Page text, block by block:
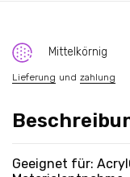
Mittelkörnig
Lieferung und zahlung
Geeignet für: